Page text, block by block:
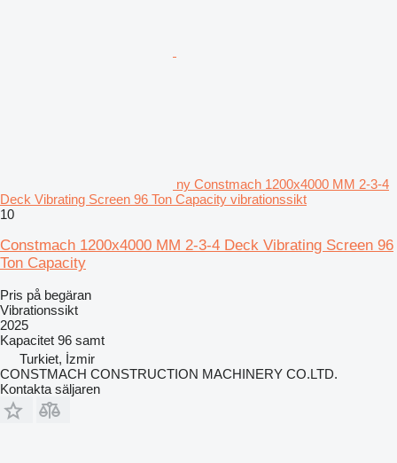
ny Constmach 1200x4000 MM 2-3-4
Deck Vibrating Screen 96 Ton Capacity vibrationssikt
10
Constmach 1200x4000 MM 2-3-4 Deck Vibrating Screen 96
Ton Capacity
Pris på begäran
Vibrationssikt
2025
Kapacitet 96 samt
Turkiet, İzmir
CONSTMACH CONSTRUCTION MACHINERY CO.LTD.
Kontakta säljaren